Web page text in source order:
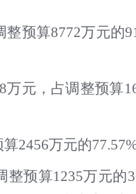
整预算8772万元
万元，占调整预
2456万元的
整预算1235万元